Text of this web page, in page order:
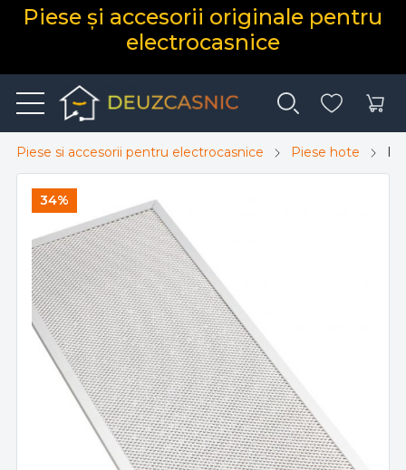
Piese și accesorii originale pentru
electrocasnice
Piese si accesorii pentru electrocasnice Piese hote
34%